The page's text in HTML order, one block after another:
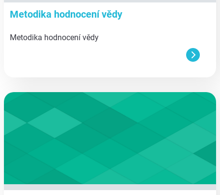
Metodika hodnocení vědy
Metodika hodnocení vědy
aa